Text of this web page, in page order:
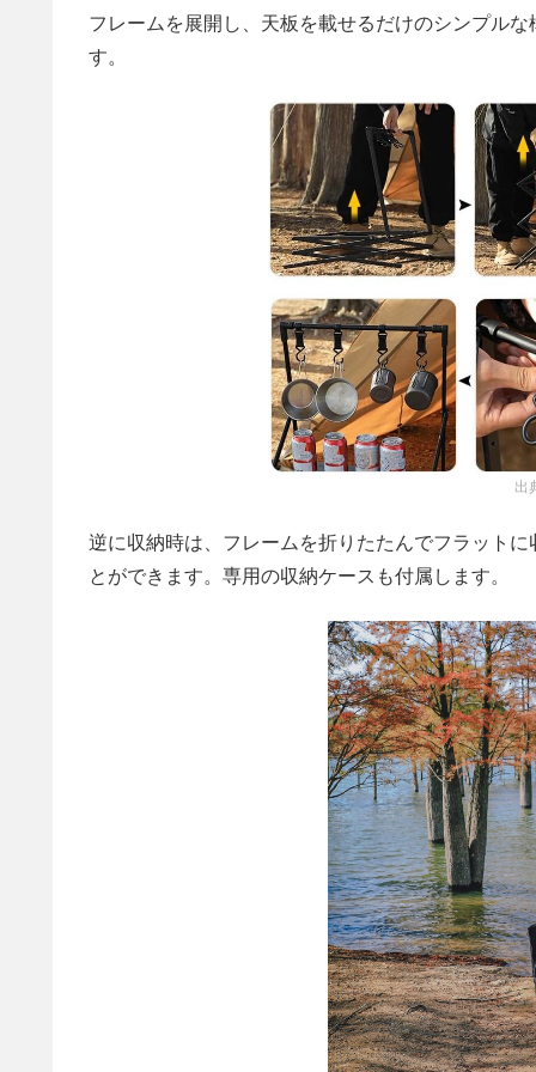
フレームを展開し、天板を載せるだけのシンプル
す。
出
逆に収納時は、フレームを折りたたんでフラット
とができます。専用の収納ケースも付属します。